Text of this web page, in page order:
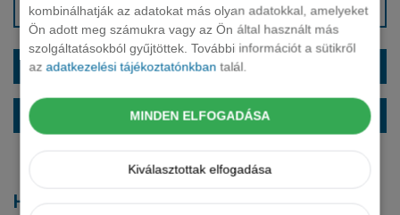
kombinálhatják az adatokat más olyan adatokkal, amelyeket
Ön adott meg számukra vagy az Ön által használt más
szolgáltatásokból gyűjtöttek. További információt a sütikről
azadatkezelési tájékoztatónkban talál.
MINDEN ELFOGADÁSA
Kiválasztottak elfogadása
Kérjen visszahívást!
EXTRÁK ÉS SZÍNEK
ALAPFELSZERELTSÉG
Hasonló modellek